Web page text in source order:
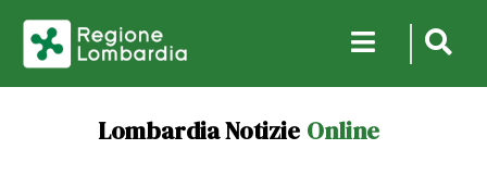
Lombardia Notizie Online